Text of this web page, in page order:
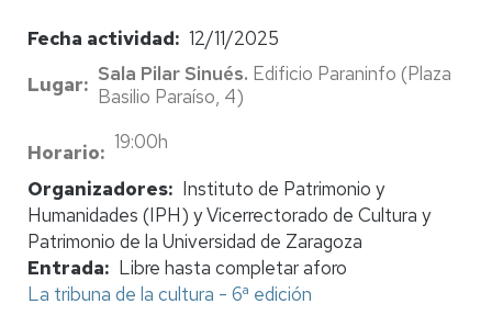
Fecha actividad
12/11/2025
Lugar
Sala Pilar Sinués. Edificio Paraninfo (Plaza
Basilio Paraíso, 4)
Horario
19:00h
Organizadores
Instituto de Patrimonio y
Humanidades (IPH) y Vicerrectorado de Cultura y
Patrimonio de la Universidad de Zaragoza
Entrada
Libre hasta completar aforo
La tribuna de la cultura - 6ª edición